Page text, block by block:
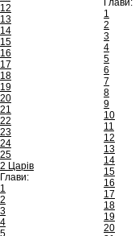
12
13
14
15
16
17
18
19
20
21
22
23
24
25
2 Царів
Глави:
1
2
3
4
5
Глави:
1
2
3
4
5
6
7
8
9
10
11
12
13
14
15
16
17
18
19
20